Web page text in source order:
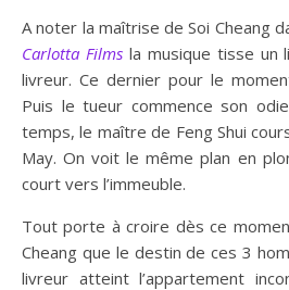
A noter la maîtrise de Soi Cheang
Carlotta Filmsla musique tisse un
livreur. Ce dernier pour le
Puis le tueur commence son
temps, le maître de Feng Shui
May. On voit le même plan en
court vers l’immeuble.
Tout porte à croire dès ce
Cheang que le destin de ces 3
livreur atteint l’appartement